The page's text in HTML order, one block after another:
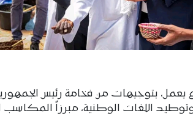
بتوجيهات من فخامة رئيس
اللغات الوطنية، مبرزاً المكاسب